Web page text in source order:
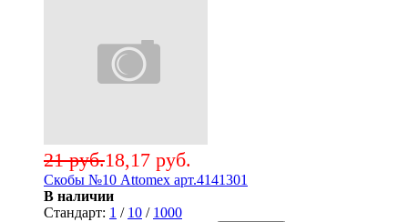
18,17 руб.
21 руб.
Скобы №10 Attomex арт.4141301
В наличии
Стандарт: 1 / 10 / 1000